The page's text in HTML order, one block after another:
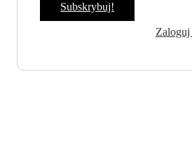
Subskrybuj!
Zaloguj